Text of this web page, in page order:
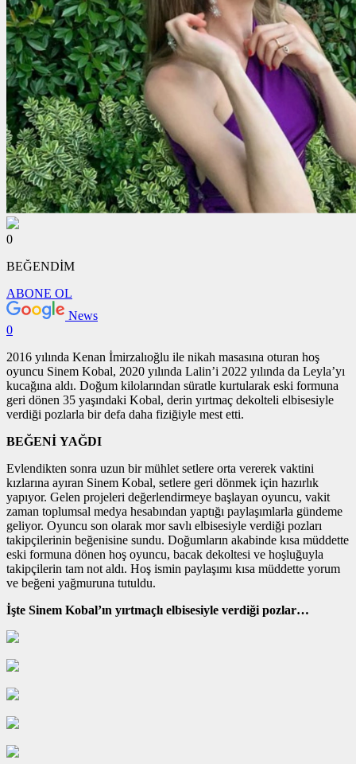
0
BEĞENDİM
ABONE OL
News
0
2016 yılında Kenan İmirzalıoğlu ile nikah masasına oturan hoş
oyuncu Sinem Kobal, 2020 yılında Lalin’i 2022 yılında da Leyla’yı
kucağına aldı. Doğum kilolarından süratle kurtularak eski formuna
geri dönen 35 yaşındaki Kobal, derin yırtmaç dekolteli elbisesiyle
verdiği pozlarla bir defa daha fiziğiyle mest etti.
BEĞENİ YAĞDI
Evlendikten sonra uzun bir mühlet setlere orta vererek vaktini
kızlarına ayıran Sinem Kobal, setlere geri dönmek için hazırlık
yapıyor. Gelen projeleri değerlendirmeye başlayan oyuncu, vakit
zaman toplumsal medya hesabından yaptığı paylaşımlarla gündeme
geliyor. Oyuncu son olarak mor savlı elbisesiyle verdiği pozları
takipçilerinin beğenisine sundu. Doğumların akabinde kısa müddette
eski formuna dönen hoş oyuncu, bacak dekoltesi ve hoşluğuyla
takipçilerin tam not aldı. Hoş ismin paylaşımı kısa müddette yorum
ve beğeni yağmuruna tutuldu.
İşte Sinem Kobal’ın yırtmaçlı elbisesiyle verdiği pozlar…